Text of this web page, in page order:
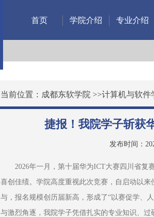
首页 学院介绍 专业介绍
当前位置： 成都东软学院 >>计算机与软件
捷报！我院学子斩获
发布时间：
2026年一月，第十届华为ICT大赛四川省复
喜创佳绩。学院高度重视此次竞赛，自启动以
与，报名规模创历届新高，形成了“以赛促学、
与激烈角逐，我院学子凭借扎实的专业知识、